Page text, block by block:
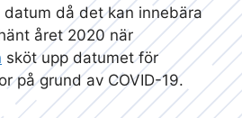
då det kan innebära
året 2020 när
sköt upp datumet för
på grund av COVID-19.